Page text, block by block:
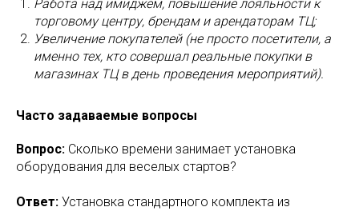
Работа над имиджем, повышение лояльности к
торговому центру, брендам и арендаторам ТЦ;
Увеличение покупателей (не просто посетители, а
именно тех, кто совершал реальные покупки в
магазинах ТЦ в день проведения мероприятий).
Часто задаваемые вопросы
Вопрос: Сколько времени занимает установка
оборудования для веселых стартов?
Ответ: Установка стандартного комплекта из